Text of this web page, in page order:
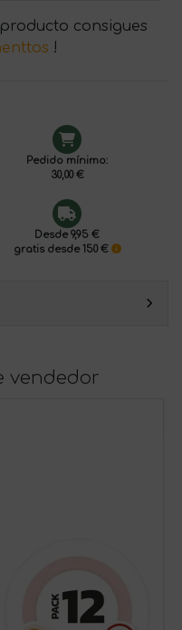
consigues
!
Pedido mínimo:
30,00 €
Desde 9,95 €
gratis desde 150 €
vendedor